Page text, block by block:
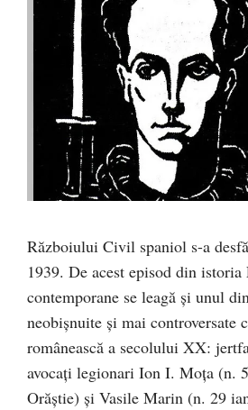
Războiului Civil spaniol s-a
1939. De acest episod din istoria
contemporane se leagă şi unul
neobişnuite şi mai controversate
românească a secolului XX:
avocaţi legionari Ion I. Moţa (n.
Orăştie) şi Vasile Marin (n. 29